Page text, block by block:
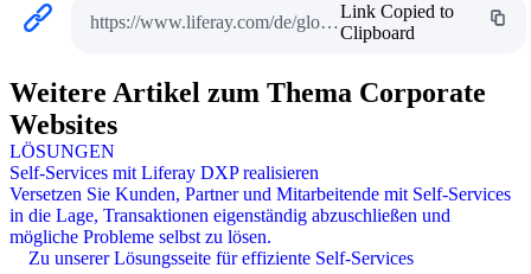
https://www.liferay.com/de/glossar-zu-self-service
Link Copied to
Clipboard
Weitere Artikel zum Thema Corporate
Websites
LÖSUNGEN
Self-Services mit Liferay DXP realisieren
Versetzen Sie Kunden, Partner und Mitarbeitende mit Self-Services
in die Lage, Transaktionen eigenständig abzuschließen und
mögliche Probleme selbst zu lösen.
Zu unserer Lösungsseite für effiziente Self-Services